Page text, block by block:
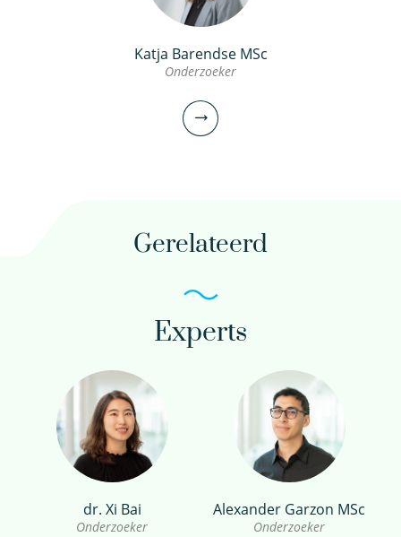
Katja Barendse MSc
Onderzoeker
Katja Barendse MSc
030-6069729
Gerelateerd
Experts
dr. Xi Bai
Onderzoeker
Alexander Garzon MSc
Onderzoeker